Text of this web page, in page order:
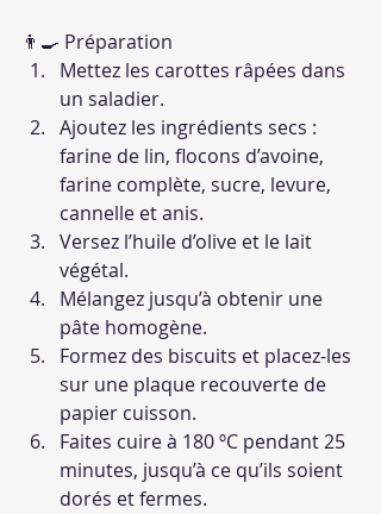
👨‍🍳 Préparation
Mettez les carottes râpées dans
un saladier.
Ajoutez les ingrédients secs :
farine de lin, flocons d’avoine,
farine complète, sucre, levure,
cannelle et anis.
Versez l’huile d’olive et le lait
végétal.
Mélangez jusqu’à obtenir une
pâte homogène.
Formez des biscuits et placez-les
sur une plaque recouverte de
papier cuisson.
Faites cuire à 180 ºC pendant 25
minutes, jusqu’à ce qu’ils soient
dorés et fermes.